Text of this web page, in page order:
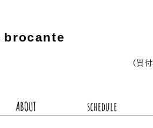
brocante
(買
ABOUT schedule